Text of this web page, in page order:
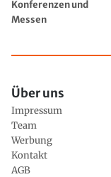
Konferenzen und
Messen
Über uns
Impressum
Team
Werbung
Kontakt
AGB